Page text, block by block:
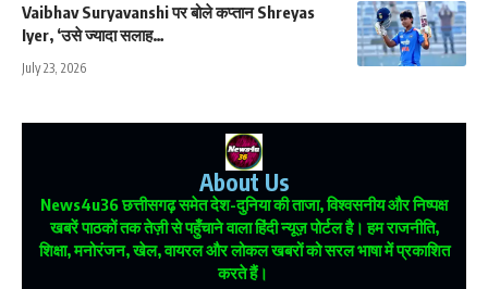
Vaibhav Suryavanshi पर बोले कप्तान Shreyas
Iyer, ‘उसे ज्यादा सलाह…
July 23, 2026
About Us
News4u36छत्तीसगढ़ समेत देश-दुनिया की ताजा, विश्वसनीय और निष्पक्ष
खबरें पाठकों तक तेज़ी से पहुँचाने वाला हिंदी न्यूज़ पोर्टल है। हम राजनीति,
शिक्षा, मनोरंजन, खेल, वायरल और लोकल खबरों को सरल भाषा में प्रकाशित
करते हैं।